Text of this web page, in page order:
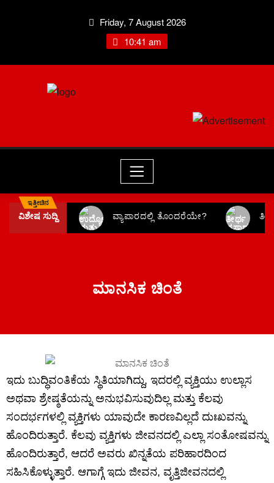
Friday, 7 August 2026
10:41 am
ಇತ್ತೀಚಿನ
ವಿಶೇಷ ಸುದ್ದಿ ವ್ಯಾಪಾರದಲ್ಲಿ ತೊಂದರೆಯೇ?
ಮಾನಸಿಕ ಚಿಂತೆ
ಇದು ಬುದ್ಧಿವಂತಿಕೆಯ ಸ್ಥಿತಿಯಾಗಿದ್ದು, ಇದರಲ್ಲಿ ವ್ಯಕ್ತಿಯು ಉಲ್ಲಾಸ
ಅಥವಾ ಶ್ರೇಷ್ಠತೆಯನ್ನು ಅನುಭವಿಸುವುದಿಲ್ಲ ಮತ್ತು ಕೆಲವು
ಸಂದರ್ಭಗಳಲ್ಲಿ ವ್ಯಕ್ತಿಗಳು ಯಾವುದೇ ಕಾರಣವಿಲ್ಲದೆ ದುಃಖವನ್ನು
ಹೊಂದಿರುತ್ತಾರೆ. ಕೆಲವು ವ್ಯಕ್ತಿಗಳು ಜೀವನದಲ್ಲಿ ಎಲ್ಲಾ ಸಂತೋಷವನ್ನು
ಹೊಂದಿರುತ್ತಾರೆ, ಆದರೆ ಅವರು ಖಿನ್ನತೆಯ ಪರಿಹಾರದಿಂದ
ಸಹಿಸಿಕೊಳ್ಳುತ್ತಾರೆ. ಆಗಾಗ್ಗೆ ಇದು ಜೀವನ, ವೃತ್ತಿಜೀವನದಲ್ಲಿ